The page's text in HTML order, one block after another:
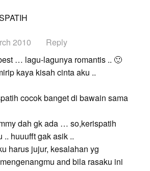
2010
Reply
… lagu-lagunya romantis .. 🙂
kaya kisah cinta aku ..
cocok banget di bawain sama
dah gk ada … so,kerispatih
.. huuufft gak asik ..
harus jujur, kesalahan yg
and bila rasaku ini